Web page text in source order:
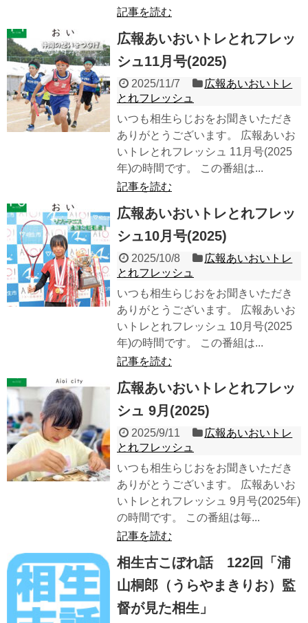
記事を読む
広報あいおいトレとれフレッ
シュ11月号(2025)
2025/11/7
広報あいおいトレ
とれフレッシュ
いつも相生らじおをお聞きいただき
ありがとうございます。 広報あいお
いトレとれフレッシュ 11月号(2025
年)の時間です。 この番組は...
記事を読む
広報あいおいトレとれフレッ
シュ10月号(2025)
2025/10/8
広報あいおいトレ
とれフレッシュ
いつも相生らじおをお聞きいただき
ありがとうございます。 広報あいお
いトレとれフレッシュ 10月号(2025
年)の時間です。 この番組は...
記事を読む
広報あいおいトレとれフレッ
シュ 9月(2025)
2025/9/11
広報あいおいトレ
とれフレッシュ
いつも相生らじおをお聞きいただき
ありがとうございます。 広報あいお
いトレとれフレッシュ 9月号(2025年)
の時間です。 この番組は毎...
記事を読む
相生古こぼれ話 122回「浦
山桐郎（うらやまきりお）監
督が見た相生」